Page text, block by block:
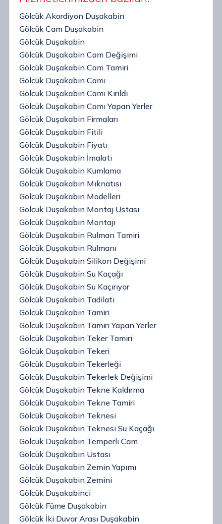
Gölcük Akordiyon Duşakabin
Gölcük Cam Duşakabin
Gölcük Duşakabin
Gölcük Duşakabin Cam Değişimi
Gölcük Duşakabin Cam Tamiri
Gölcük Duşakabin Camı
Gölcük Duşakabin Camı Kırıldı
Gölcük Duşakabin Camı Yapan Yerler
Gölcük Duşakabin Firmaları
Gölcük Duşakabin Fitili
Gölcük Duşakabin Fiyatı
Gölcük Duşakabin İmalatı
Gölcük Duşakabin Kumlama
Gölcük Duşakabin Mıknatısı
Gölcük Duşakabin Modelleri
Gölcük Duşakabin Montaj Ustası
Gölcük Duşakabin Montajı
Gölcük Duşakabin Rulman Tamiri
Gölcük Duşakabin Rulmanı
Gölcük Duşakabin Silikon Değişimi
Gölcük Duşakabin Su Kaçağı
Gölcük Duşakabin Su Kaçırıyor
Gölcük Duşakabin Tadilatı
Gölcük Duşakabin Tamiri
Gölcük Duşakabin Tamiri Yapan Yerler
Gölcük Duşakabin Teker Tamiri
Gölcük Duşakabin Tekeri
Gölcük Duşakabin Tekerleği
Gölcük Duşakabin Tekerlek Değişimi
Gölcük Duşakabin Tekne Kaldırma
Gölcük Duşakabin Tekne Tamiri
Gölcük Duşakabin Teknesi
Gölcük Duşakabin Teknesi Su Kaçağı
Gölcük Duşakabin Temperli Cam
Gölcük Duşakabin Ustası
Gölcük Duşakabin Zemin Yapımı
Gölcük Duşakabin Zemini
Gölcük Duşakabinci
Gölcük Füme Duşakabin
Gölcük İki Duvar Arası Duşakabin